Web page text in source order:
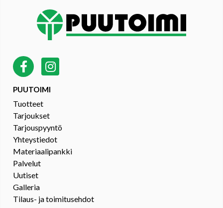
PUUTOIMI
Tuotteet
Tarjoukset
Tarjouspyyntö
Yhteystiedot
Materiaalipankki
Palvelut
Uutiset
Galleria
Tilaus- ja toimitusehdot